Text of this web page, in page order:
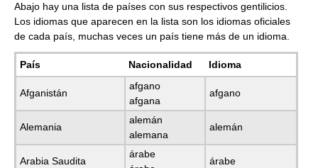
Abajo hay una lista de países con sus respectivos gentilicios.
Los idiomas que aparecen en la lista son los idiomas oficiales
de cada país, muchas veces un país tiene más de un idioma.
País Nacionalidad Idioma
Afganistán
afgano
afgana
afgano
Alemania
alemán
alemana
alemán
Arabia Saudita
árabe
árabe